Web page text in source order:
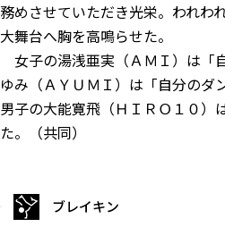
務めさせていただき光栄。われわ
大舞台へ胸を高鳴らせた。
女子の湯浅亜実（ＡＭＩ）は「
ゆみ（ＡＹＵＭＩ）は「自分のダ
男子の大能寛飛（ＨＩＲＯ１０）
た。（共同）
ブレイキン